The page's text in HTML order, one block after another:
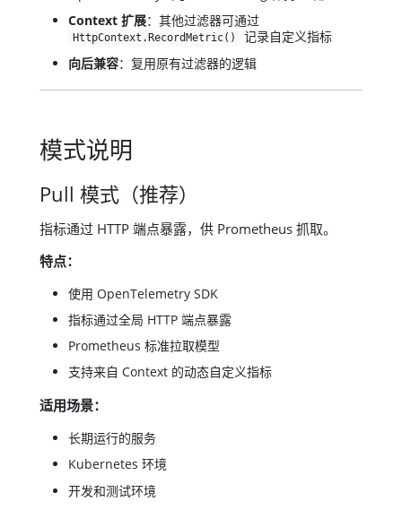
Context 扩展：其他过滤器可通过
HttpContext.RecordMetric()
记录自定义指标
向后兼容：复用原有过滤器的逻辑
模式说明
Pull 模式（推荐）
指标通过 HTTP 端点暴露，供 Prometheus 抓取。
特点：
使用 OpenTelemetry SDK
指标通过全局 HTTP 端点暴露
Prometheus 标准拉取模型
支持来自 Context 的动态自定义指标
适用场景：
长期运行的服务
Kubernetes 环境
开发和测试环境